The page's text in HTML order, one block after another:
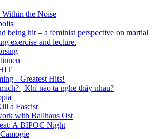
the Noise
being hit – a feminist perspective on martial
exercise and lecture.
- Greatest Hits!
| Khi nào ta nghe thây nhau?
a Fascist
with Ballhaus Ost
A BIPOC Night